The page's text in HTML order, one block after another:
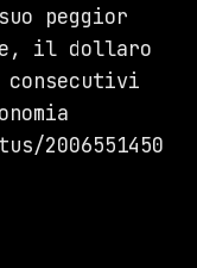
peggior
il dollaro
consecutivi
2006551450